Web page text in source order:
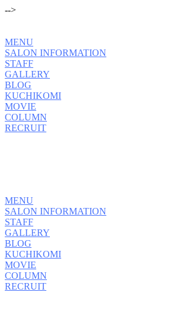
-->
MENU
SALON INFORMATION
STAFF
GALLERY
BLOG
KUCHIKOMI
MOVIE
COLUMN
RECRUIT
MENU
SALON INFORMATION
STAFF
GALLERY
BLOG
KUCHIKOMI
MOVIE
COLUMN
RECRUIT